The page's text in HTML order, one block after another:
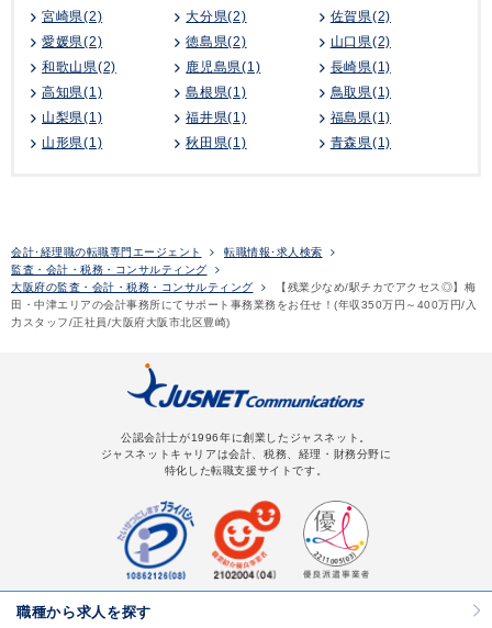
宮崎県(2)
大分県(2)
佐賀県(2)
愛媛県(2)
徳島県(2)
山口県(2)
和歌山県(2)
鹿児島県(1)
長崎県(1)
高知県(1)
島根県(1)
鳥取県(1)
山梨県(1)
福井県(1)
福島県(1)
山形県(1)
秋田県(1) 青森県(1)
会計･経理職の転職専門エージェント
転職情報･求人検索
監査・会計・税務・コンサルティング
大阪府の監査・会計・税務・コンサルティング
【残業少なめ/駅チカでアクセス◎】梅
田・中津エリアの会計事務所にてサポート事務業務をお任せ！(年収350万円～400万円/入
力スタッフ/正社員/大阪府大阪市北区豊崎)
公認会計士が1996年に創業したジャスネット。
ジャスネットキャリアは会計、税務、経理・財務分野に
特化した転職支援サイトです。
職種から求人を探す